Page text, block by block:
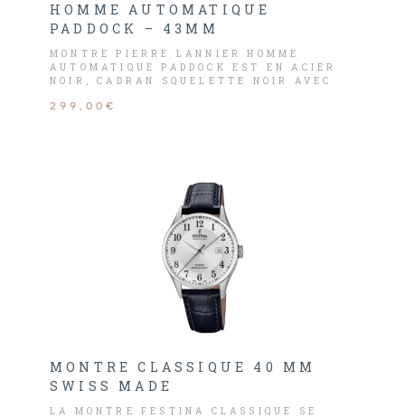
HOMME AUTOMATIQUE
PADDOCK – 43MM
MONTRE PIERRE LANNIER HOMME
AUTOMATIQUE PADDOCK EST EN ACIER
NOIR, CADRAN SQUELETTE NOIR AVEC
299,00€
MONTRE CLASSIQUE 40 MM
SWISS MADE
LA MONTRE FESTINA CLASSIQUE SE